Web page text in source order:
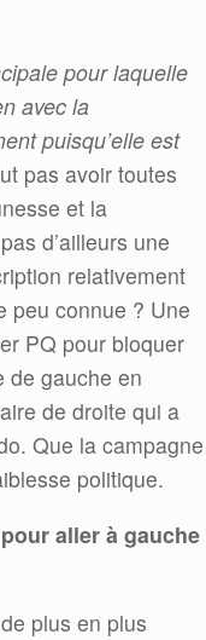
pour laquelle
avec la
puisqu’elle est
pas avoir toutes
et la
d’ailleurs une
relativement
peu connue ? Une
PQ pour bloquer
de gauche en
de droite qui a
Que la campagne
politique.
aller à gauche
plus en plus